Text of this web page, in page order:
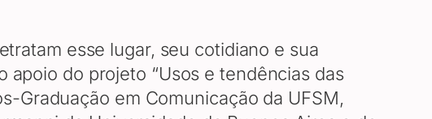
esse lugar, seu cotidiano e sua
apoio do projeto “Usos e tendências das
Graduação em Comunicação da UFSM,